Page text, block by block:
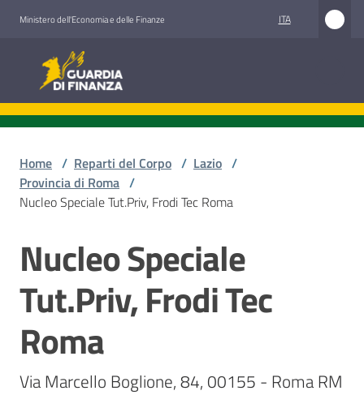
Ministero dell'Economia e delle Finanze ITA
Guardia di Finanza
Guardia di Finanza
siamo
facciamo
Comunicazione
e
media
Home / Reparti del Corpo / Lazio /
Provincia di Roma /
Nucleo Speciale Tut.Priv, Frodi Tec Roma
Salta al contenuto
Nucleo Speciale
Tut.Priv, Frodi Tec
Roma
Via Marcello Boglione, 84, 00155 - Roma RM